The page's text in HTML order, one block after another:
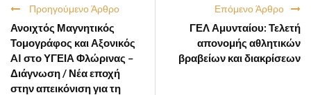
Επόμενο Άρθρο
ΓΕΛ Αμυνταίου: Τελετή
απονομής αθλητικών
βραβείων και διακρίσεων
Προηγούμενο Άρθρο
Ανοιχτός Μαγνητικός
Τομογράφος και Αξονικός
AI στο ΥΓΕΙΑ Φλώρινας –
Διάγνωση / Νέα εποχή
στην απεικόνιση για τη